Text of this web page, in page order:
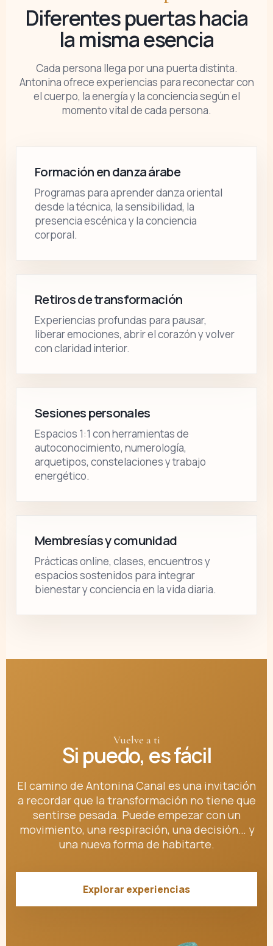
Diferentes puertas hacia
la misma esencia
Cada persona llega por una puerta distinta.
Antonina ofrece experiencias para reconectar con
el cuerpo, la energía y la conciencia según el
momento vital de cada persona.
Formación en danza árabe
Programas para aprender danza oriental
desde la técnica, la sensibilidad, la
presencia escénica y la conciencia
corporal.
Retiros de transformación
Experiencias profundas para pausar,
liberar emociones, abrir el corazón y volver
con claridad interior.
Sesiones personales
Espacios 1:1 con herramientas de
autoconocimiento, numerología,
arquetipos, constelaciones y trabajo
energético.
Membresías y comunidad
Prácticas online, clases, encuentros y
espacios sostenidos para integrar
bienestar y conciencia en la vida diaria.
Vuelve a ti
Si puedo, es fácil
El camino de Antonina Canal es una invitación
a recordar que la transformación no tiene que
sentirse pesada. Puede empezar con un
movimiento, una respiración, una decisión… y
una nueva forma de habitarte.
Explorar experiencias